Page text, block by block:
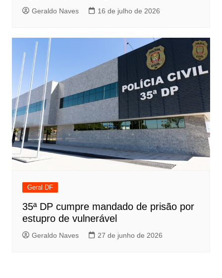
Geraldo Naves 16 de julho de 2026
Geral DF
35ª DP cumpre mandado de prisão por
estupro de vulnerável
Geraldo Naves 27 de junho de 2026